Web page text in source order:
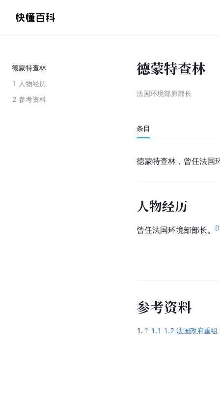
德蒙特查林
1 人物经历
2 参考资料
德蒙特查林
法国环境部原部长
条目
德蒙特查林，曾任法国
人物经历
曾任法国环境部部长。 [1
参考资料
1. 1.1 1.2 法国政府重组